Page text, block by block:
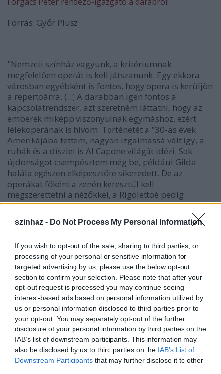
szinhaz - Do Not Process My Personal Information
If you wish to opt-out of the sale, sharing to third parties, or
processing of your personal or sensitive information for
targeted advertising by us, please use the below opt-out
section to confirm your selection. Please note that after your
opt-out request is processed you may continue seeing
interest-based ads based on personal information utilized by
us or personal information disclosed to third parties prior to
your opt-out. You may separately opt-out of the further
disclosure of your personal information by third parties on the
IAB’s list of downstream participants. This information may
also be disclosed by us to third parties on the IAB’s List of
Downstream Participants that may further disclose it to other
Forrás: Győr Plusz
"Nemzeti színház vagyunk, a kritériumnak
megfelelően operát is kell játszanunk. Egy ekkora
városban egyébként is fontos, hogy opera is kerüljön
a repertoárra. (...) A darabban igen fontos a
kapcsolatrendszer, azt szeretném láttatni, hogy az
emberek miképp viszonyulnak egymáshoz, ezért
lélekoperának is hívom. Történetét a "30-as évek
Amerikájába tettem, nagyon izgalmassá vált így, a
ruhák és a díszlet is Al Capone világát idézi. Sok
újdonságot csempésztem még be, például Gilda
halála egészen elképesztőre sikeredett. De az
operákat főként a zenén keresztül kell
megszerettetni a nézőkkel, a Rigolettoé pedig
gyönyörű. (...)